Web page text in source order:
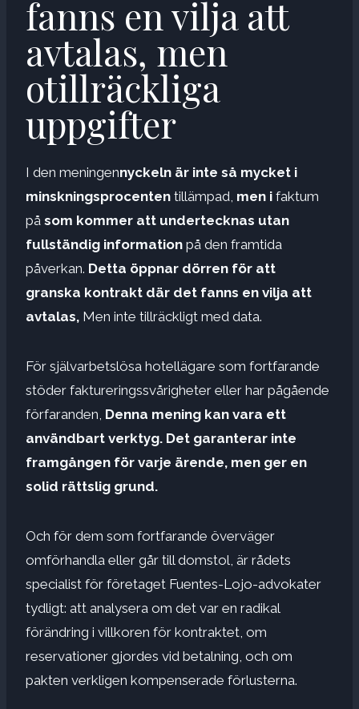
fanns en vilja att
avtalas, men
otillräckliga
uppgifter
I den meningennyckeln är inte så mycket i
minskningsprocenten tillämpad, men i faktum
på som kommer att undertecknas utan
fullständig information på den framtida
påverkan. Detta öppnar dörren för att
granska kontrakt där det fanns en vilja att
avtalas, Men inte tillräckligt med data.
För självarbetslösa hotellägare som fortfarande
stöder faktureringssvårigheter eller har pågående
förfaranden, Denna mening kan vara ett
användbart verktyg. Det garanterar inte
framgången för varje ärende, men ger en
solid rättslig grund.
Och för dem som fortfarande överväger
omförhandla eller går till domstol, är rådets
specialist för företaget Fuentes-Lojo-advokater
tydligt: ​​att analysera om det var en radikal
förändring i villkoren för kontraktet, om
reservationer gjordes vid betalning, och om
pakten verkligen kompenserade förlusterna.